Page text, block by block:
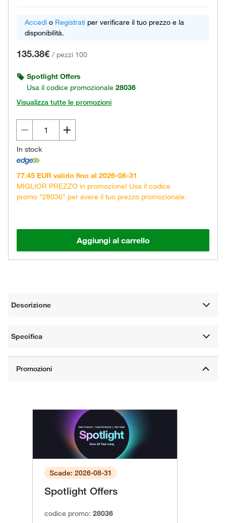
Accedi o Registrati per verificare il tuo prezzo e la
disponibilità.
135.38€ / pezzi 100
Spotlight Offers
Usa il codice promozionale 28036
Visualizza tutte le promozioni
In stock
77.45 EUR valido fino al 2026-08-31
MIGLIOR PREZZO in promozione! Usa il codice
promo "28036" per avere il tuo prezzo promozionale.
Aggiungi al carrello
Descrizione
Specifica
Scade: 2026-08-31
Spotlight Offers
codice promo: 28036